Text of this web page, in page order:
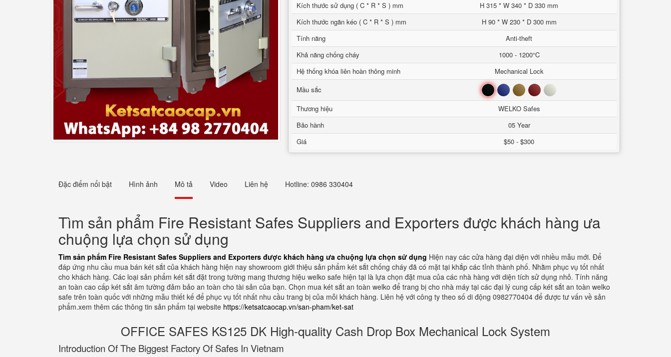
Kích thước sử dụng ( C * R * S ) mm
H 315 * W 340 * D 330 mm
Kích thước ngăn kéo ( C * R * S ) mm
H 90 * W 230 * D 300 mm
Tính năng
Anti-theft
Khả năng chống cháy
1000 - 1200°C
Hệ thống khóa liên hoàn thông minh
Mechanical Lock
Mầu sắc
Đen Xanh Nâu Đỏ Trắng
Thương hiệu
WELKO Safes
Bảo hành
05 Year
Giá
$50 - $300
Đặc điểm nổi bật Hình ảnh Mô tả Video Liên hệ Hotline: 0986 330404
Tìm sản phẩm Fire Resistant Safes Suppliers and Exporters được khách hàng ưa
chuộng lựa chọn sử dụng
Tìm sản phẩm Fire Resistant Safes Suppliers and Exporters được khách hàng ưa chuộng lựa chọn sử dụng Hiện nay các cửa hàng đại diện với nhiều mẫu mới. Để
đáp ứng nhu cầu mua bán két sắt của khách hàng hiện nay showroom giới thiệu sản phẩm két sắt chống cháy đã có mặt tại khắp các tỉnh thành phố. Nhằm phục vụ tốt nhất
cho khách hàng. Các loại sản phẩm két sắt đặt trong tường mang thương hiệu welko safe hiện tại là lựa chọn đặt mua của các nhà hàng với diện tích sử dụng nhỏ. Tính năng
an toàn cao cấp két sắt âm tường đảm bảo an toàn cho tài sản của bạn. Chọn mua két sắt an toàn welko để trang bị cho nhà máy tại các đại lý cung cấp két sắt an toàn welko
safe trên toàn quốc với những mẫu thiết kế để phục vụ tốt nhất nhu cầu trang bị của mỗi khách hàng. Liên hệ với công ty theo số di động 0982770404 để được tư vấn về sản
phẩm.xem thêm các thông tin sản phẩm tại website https://ketsatcaocap.vn/san-pham/ket-sat
OFFICE SAFES KS125 DK High-quality Cash Drop Box Mechanical Lock System
Introduction Of The Biggest Factory Of Safes In Vietnam